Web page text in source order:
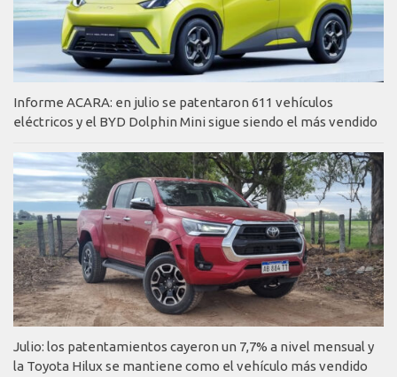
Informe ACARA: en julio se patentaron 611 vehículos
eléctricos y el BYD Dolphin Mini sigue siendo el más vendido
Julio: los patentamientos cayeron un 7,7% a nivel mensual y
la Toyota Hilux se mantiene como el vehículo más vendido